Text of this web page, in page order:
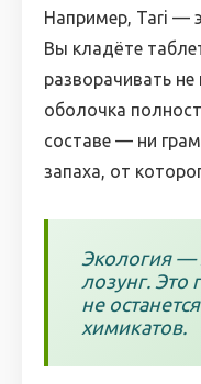
Например, Tari —
Вы кладёте
разворачивать
оболочка
составе — ни
запаха, от
Экология —
лозунг. Это
не
химикатов.